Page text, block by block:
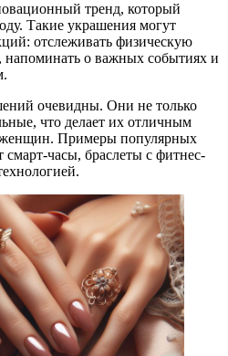
тренд, который
Такие украшения могут
отслеживать физическую
напоминать о важных событиях и
очевидны. Они не только
что делает их отличным
Примеры популярных
часы, браслеты с фитнес-